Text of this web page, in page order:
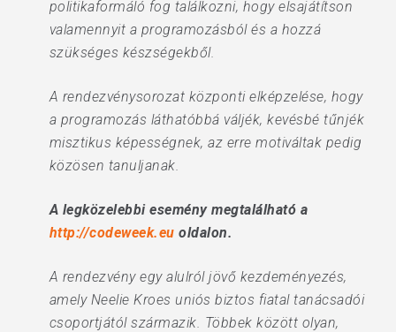
politikaformáló fog találkozni, hogy elsajátítson
valamennyit a programozásból és a hozzá
szükséges készségekből.
A rendezvénysorozat központi elképzelése, hogy
a programozás láthatóbbá váljék, kevésbé tűnjék
misztikus képességnek, az erre motiváltak pedig
közösen tanuljanak.
A legközelebbi esemény megtalálható a
http://codeweek.eu oldalon.
A rendezvény egy alulról jövő kezdeményezés,
amely Neelie Kroes uniós biztos fiatal tanácsadói
csoportjától származik. Többek között olyan,